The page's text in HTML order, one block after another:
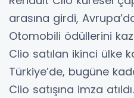
arasına girdi,
Otomobili ödüllerini
Clio satılan ikinci ülke
Türkiye’de, bugüne
Clio satışına imza